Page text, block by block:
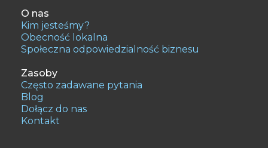
O nas
Kim jesteśmy?
Obecność lokalna
Społeczna odpowiedzialność biznesu
Zasoby
Często zadawane pytania
Blog
Dołącz do nas
Kontakt